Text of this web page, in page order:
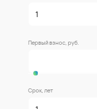
Первый взнос, руб.
Срок, лет